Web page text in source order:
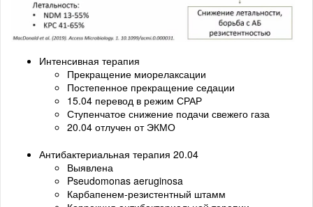
Интенсивная терапия
Прекращение миорелаксации
Постепенное прекращение седации
15.04 перевод в режим СРАР
Ступенчатое снижение подачи свежего газа
20.04 отлучен от ЭКМО
Антибактериальная терапия 20.04
Выявлена
Pseudomonas aeruginosa
Карбапенем-резистентный штамм